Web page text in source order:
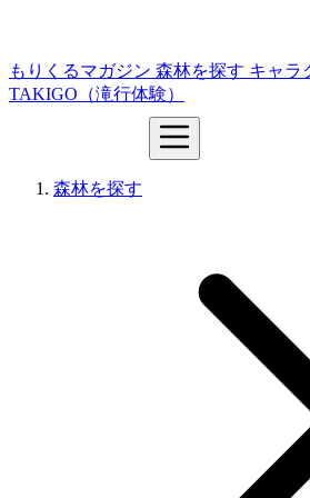
もりくるマガジン 森林を探す キャラ
TAKIGO（滝行体験）
森林を探す